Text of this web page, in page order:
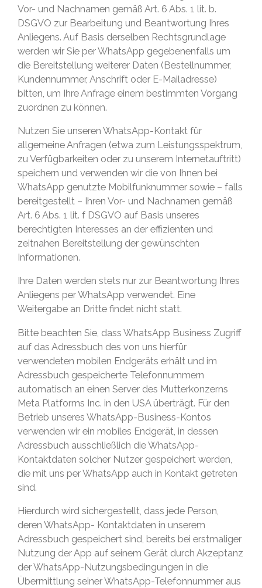
Vor- und Nachnamen gemäß Art. 6 Abs. 1 lit. b.
DSGVO zur Bearbeitung und Beantwortung Ihres
Anliegens. Auf Basis derselben Rechtsgrundlage
werden wir Sie per WhatsApp gegebenenfalls um
die Bereitstellung weiterer Daten (Bestellnummer,
Kundennummer, Anschrift oder E-Mailadresse)
bitten, um Ihre Anfrage einem bestimmten Vorgang
zuordnen zu können.
Nutzen Sie unseren WhatsApp-Kontakt für
allgemeine Anfragen (etwa zum Leistungsspektrum,
zu Verfügbarkeiten oder zu unserem Internetauftritt)
speichern und verwenden wir die von Ihnen bei
WhatsApp genutzte Mobilfunknummer sowie – falls
bereitgestellt – Ihren Vor- und Nachnamen gemäß
Art. 6 Abs. 1 lit. f DSGVO auf Basis unseres
berechtigten Interesses an der effizienten und
zeitnahen Bereitstellung der gewünschten
Informationen.
Ihre Daten werden stets nur zur Beantwortung Ihres
Anliegens per WhatsApp verwendet. Eine
Weitergabe an Dritte findet nicht statt.
Bitte beachten Sie, dass WhatsApp Business Zugriff
auf das Adressbuch des von uns hierfür
verwendeten mobilen Endgeräts erhält und im
Adressbuch gespeicherte Telefonnummern
automatisch an einen Server des Mutterkonzerns
Meta Platforms Inc. in den USA überträgt. Für den
Betrieb unseres WhatsApp-Business-Kontos
verwenden wir ein mobiles Endgerät, in dessen
Adressbuch ausschließlich die WhatsApp-
Kontaktdaten solcher Nutzer gespeichert werden,
die mit uns per WhatsApp auch in Kontakt getreten
sind.
Hierdurch wird sichergestellt, dass jede Person,
deren WhatsApp- Kontaktdaten in unserem
Adressbuch gespeichert sind, bereits bei erstmaliger
Nutzung der App auf seinem Gerät durch Akzeptanz
der WhatsApp-Nutzungsbedingungen in die
Übermittlung seiner WhatsApp-Telefonnummer aus